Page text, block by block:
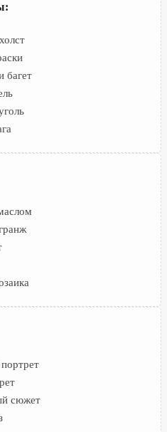
багет
сюжет